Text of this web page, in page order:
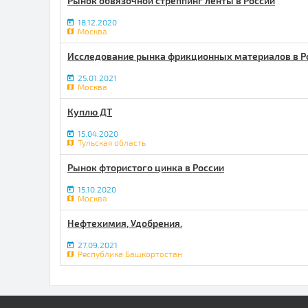
18.12.2020
Москва
Исследование рынка фрикционных материалов в
25.01.2021
Москва
Куплю ДТ
15.04.2020
Тульская область
Рынок фтористого цинка в России
15.10.2020
Москва
Нефтехимия, Удобрения.
27.09.2021
Республика Башкортостан